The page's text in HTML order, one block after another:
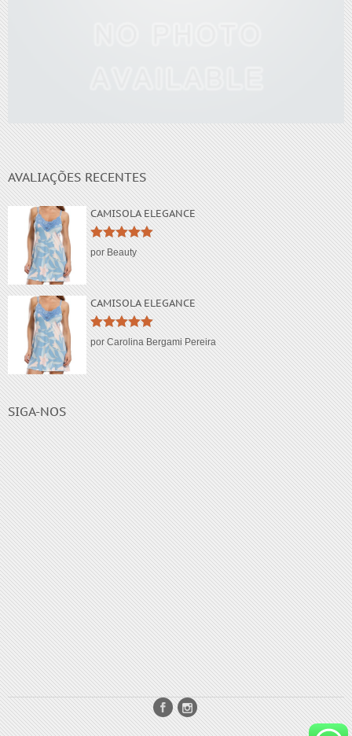
Enjoy the Tyrion gift card
AVALIAÇÕES RECENTES
CAMISOLA ELEGANCE
Avaliação5
de 5
por Beauty
CAMISOLA ELEGANCE
Avaliação5
de 5
por Carolina Bergami Pereira
SIGA-NOS